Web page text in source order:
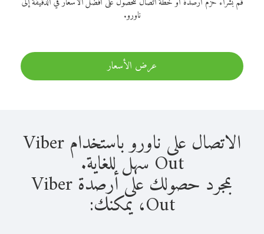
ناورو.
عرض الأسعار
الاتصال على ناورو باستخدام Viber
Out سهل للغاية.
بمجرد حصولك على أرصدة Viber
Out، يمكنك: